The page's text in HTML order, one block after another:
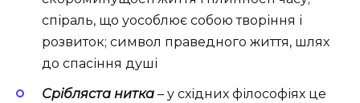
спіраль, що уособлює собою творіння і
розвиток; символ праведного життя, шлях
до спасіння душі
Срібляста нитка – у східних філософіях це